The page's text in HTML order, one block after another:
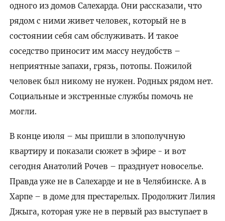
одного из домов Салехарда. Они рассказали, что
рядом с ними живет человек, который не в
состоянии себя сам обслуживать. И такое
соседство приносит им массу неудобств –
неприятные запахи, грязь, потопы. Пожилой
человек был никому не нужен. Родных рядом нет.
Социальные и экстренные службы помочь не
могли.
В конце июля – мы пришли в злополучную
квартиру и показали сюжет в эфире - и вот
сегодня Анатолий Рочев – празднует новоселье.
Правда уже не в Салехарде и не в Челябинске. А в
Харпе – в доме для престарелых. Продолжит Лилия
Джыга, которая уже не в первый раз выступает в